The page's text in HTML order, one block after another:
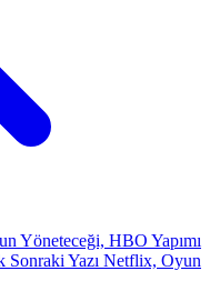
Yöneteceği, HBO Yapımı
Sonraki Yazı Netflix, Oyun